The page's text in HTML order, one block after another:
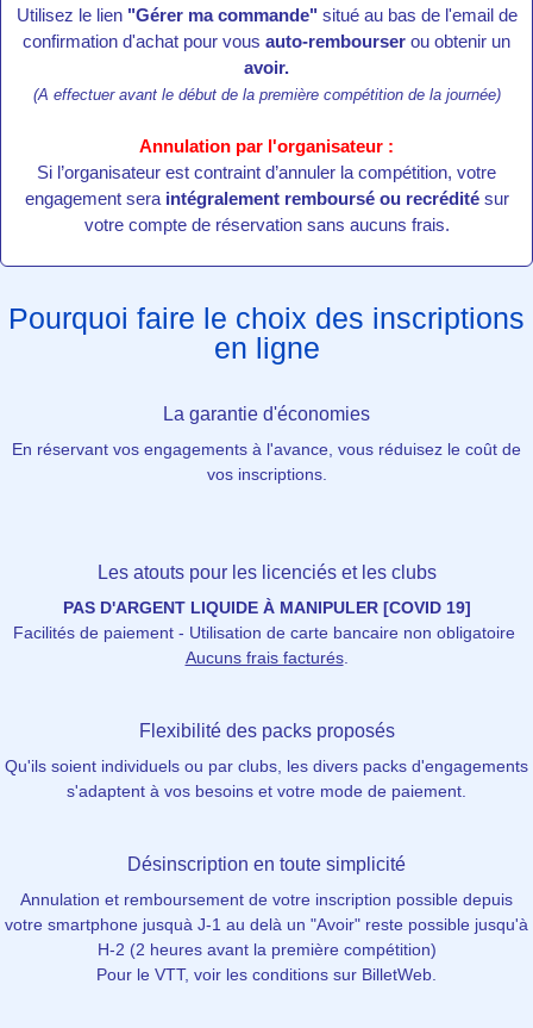
Utilisez le lien "Gérer ma commande" situé au bas de l'email de
confirmation d'achat pour vous auto-rembourser ou obtenir un
avoir.
(A effectuer avant le début de la première compétition de la journée)
Annulation par l'organisateur :
Si l’organisateur est contraint d’annuler la compétition, votre
engagement sera intégralement remboursé ou recréditésur
votre compte de réservation sans aucuns frais.
Pourquoi faire le choix des inscriptions
en ligne
La garantie d'économies
En réservant vos engagements à l'avance, vous réduisez le coût de
vos inscriptions.
Les atouts pour les licenciés et les clubs
PAS D'ARGENT LIQUIDE À MANIPULER [COVID 19]
Facilités de paiement - Utilisation de carte bancaire non obligatoire
Aucuns frais facturés.
Flexibilité des packs proposés
Qu'ils soient individuels ou par clubs, les divers packs d'engagements
s'adaptent à vos besoins et votre mode de paiement.
Désinscription en toute simplicité
Annulation et remboursement de votre inscription possible depuis
votre smartphone jusquà J-1 au delà un "Avoir" reste possible jusqu'à
H-2 (2 heures avant la première compétition)
Pour le VTT, voir les conditions sur BilletWeb.